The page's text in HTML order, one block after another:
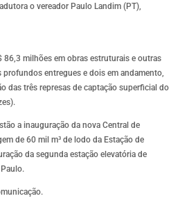
o vereador Paulo Landim (PT),
86,3 milhões em obras estruturais e outras
entregues e dois em andamento,
das três represas de captação superficial do
a inauguração da nova Central de
de 60 mil m³ de lodo da Estação de
da segunda estação elevatória de